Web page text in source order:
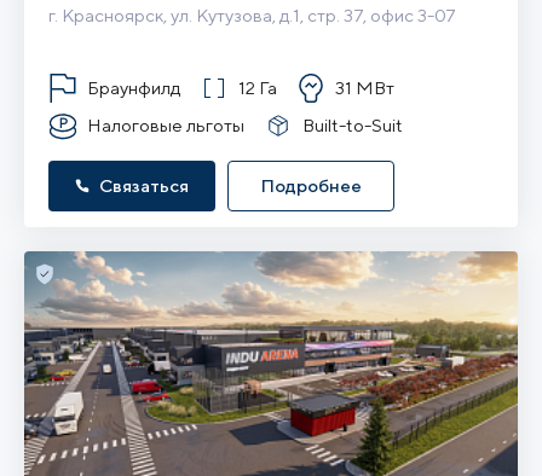
г. Красноярск, ул. Кутузова, д.1, стр. 37, офис 3-07
Браунфилд 12 Га
31 МВт
Налоговые льготы
Built-to-Suit
Связаться Подробнее